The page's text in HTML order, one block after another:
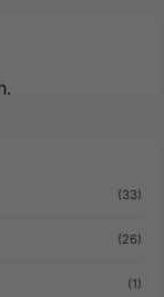
(33)
(26)
(1)